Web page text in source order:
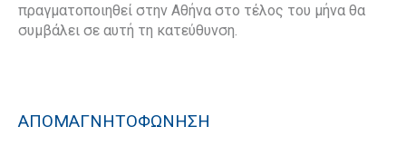
πραγματοποιηθεί στην Αθήνα στο τέλος του μήνα θα
συμβάλει σε αυτή τη κατεύθυνση.
ΑΠΟΜΑΓΝΗΤΟΦΩΝΗΣΗ